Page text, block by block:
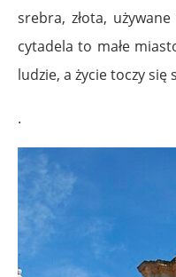
srebra, złota,
cytadela to małe
ludzie, a życie toczy
.